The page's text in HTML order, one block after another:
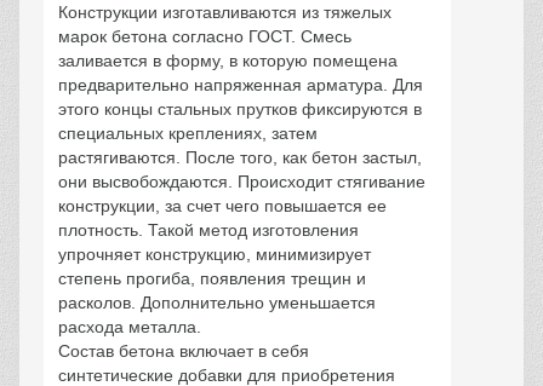
Конструкции изготавливаются из тяжелых
марок бетона согласно ГОСТ. Смесь
заливается в форму, в которую помещена
предварительно напряженная арматура. Для
этого концы стальных прутков фиксируются в
специальных креплениях, затем
растягиваются. После того, как бетон застыл,
они высвобождаются. Происходит стягивание
конструкции, за счет чего повышается ее
плотность. Такой метод изготовления
упрочняет конструкцию, минимизирует
степень прогиба, появления трещин и
расколов. Дополнительно уменьшается
расхода металла.
Состав бетона включает в себя
синтетические добавки для приобретения